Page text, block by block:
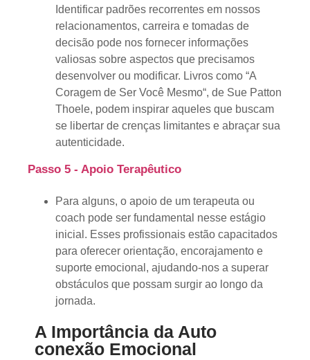
Identificar padrões recorrentes em nossos
relacionamentos, carreira e tomadas de
decisão pode nos fornecer informações
valiosas sobre aspectos que precisamos
desenvolver ou modificar. Livros como “A
Coragem de Ser Você Mesmo“, de Sue Patton
Thoele, podem inspirar aqueles que buscam
se libertar de crenças limitantes e abraçar sua
autenticidade.
Passo 5 - Apoio Terapêutico
Para alguns, o apoio de um terapeuta ou
coach pode ser fundamental nesse estágio
inicial. Esses profissionais estão capacitados
para oferecer orientação, encorajamento e
suporte emocional, ajudando-nos a superar
obstáculos que possam surgir ao longo da
jornada.
A Importância da Auto
conexão Emocional